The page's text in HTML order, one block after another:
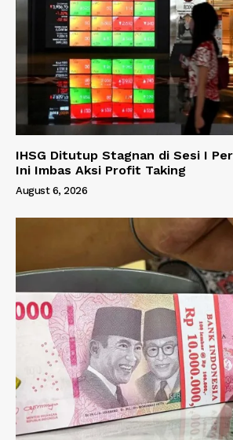
IHSG Ditutup Stagnan di Sesi I
Ini Imbas Aksi Profit Taking
August 6, 2026